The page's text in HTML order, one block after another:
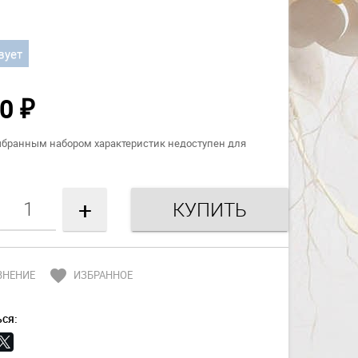
₽
набором характеристик недоступен для
+
favorite ИЗБРАННОЕ